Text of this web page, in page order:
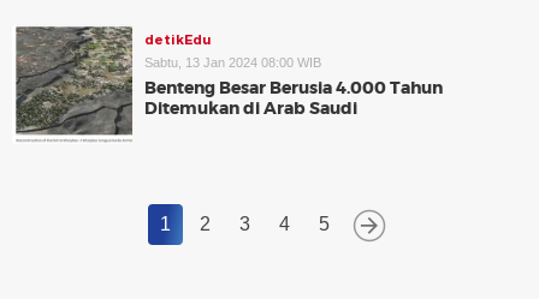
detikEdu
Sabtu, 13 Jan 2024 08:00 WIB
Benteng Besar Berusia 4.000 Tahun
Ditemukan di Arab Saudi
1 2 3 4 5